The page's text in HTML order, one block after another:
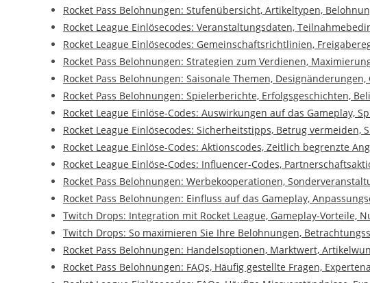
Rocket Pass Belohnungen: Stufenübersicht, Artikeltypen,
Rocket League Einlösecodes: Veranstaltungsdaten,
Rocket League Einlösecodes: Gemeinschaftsrichtlinien,
Rocket Pass Belohnungen: Strategien zum Verdienen,
Rocket Pass Belohnungen: Saisonale Themen,
Rocket Pass Belohnungen: Spielerberichte, Erfolgsgeschichten,
Rocket League Einlöse-Codes: Auswirkungen auf das Gameplay,
Rocket League Einlösecodes: Sicherheitstipps, Betrug vermeiden,
Rocket League Einlöse-Codes: Aktionscodes, Zeitlich begrenzte
Rocket League Einlöse-Codes: Influencer-Codes,
Rocket Pass Belohnungen: Werbekooperationen,
Rocket Pass Belohnungen: Einfluss auf das Gameplay,
Twitch Drops: Integration mit Rocket League, Gameplay-Vorteile,
Twitch Drops: So maximieren Sie Ihre Belohnungen,
Rocket Pass Belohnungen: Handelsoptionen, Marktwert,
Rocket Pass Belohnungen: FAQs, Häufig gestellte Fragen,